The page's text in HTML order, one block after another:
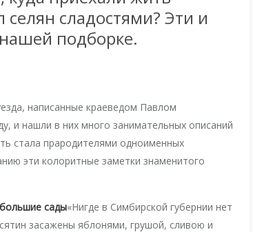
сладостями? Эти и
подборке.
написанные краеведом Павлом
и нашли в них много занимательных описаний
стала прародителями одноименных
эти колоритные заметки знаменитого
сады«Нигде в Симбирской губернии нет
засажены яблонями, грушой, сливою и